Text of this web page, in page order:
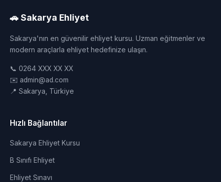
🚗 Sakarya Ehliyet
Sakarya'nın en güvenilir ehliyet kursu. Uzman eğitmenler ve
modern araçlarla ehliyet hedefinize ulaşın.
📞 0264 XXX XX XX
✉️ admin@ad.com
📍 Sakarya, Türkiye
Hızlı Bağlantılar
Sakarya Ehliyet Kursu
B Sınıfı Ehliyet
Ehliyet Sınavı